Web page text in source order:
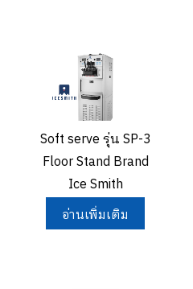
Soft serve รุ่น SP-3
Floor Stand Brand
Ice Smith
อ่านเพิ่มเติม